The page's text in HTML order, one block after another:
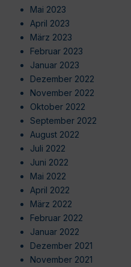
Mai 2023
April 2023
März 2023
Februar 2023
Januar 2023
Dezember 2022
November 2022
Oktober 2022
September 2022
August 2022
Juli 2022
Juni 2022
Mai 2022
April 2022
März 2022
Februar 2022
Januar 2022
Dezember 2021
November 2021